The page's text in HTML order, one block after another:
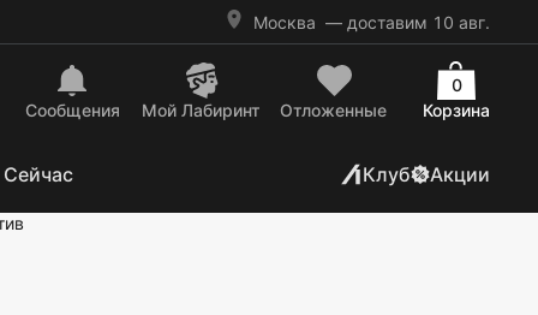
Москва — доставим 10 авг.
Сообщения Mой Лабиринт Отложенные Корзина
0
Клуб Акции